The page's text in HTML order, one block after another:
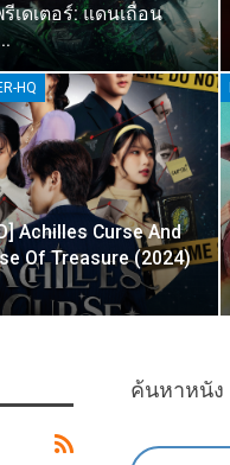
เดเตอร์: แดนเถื่อน
HQ
Achilles Curse And
Of Treasure (2024)
ค้นหาหนัง